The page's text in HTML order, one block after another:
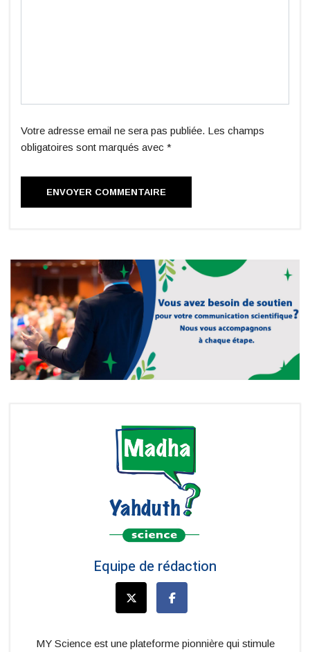
Votre adresse email ne sera pas publiée. Les champs
obligatoires sont marqués avec *
ENVOYER COMMENTAIRE
Equipe de rédaction
MY Science est une plateforme pionnière qui stimule